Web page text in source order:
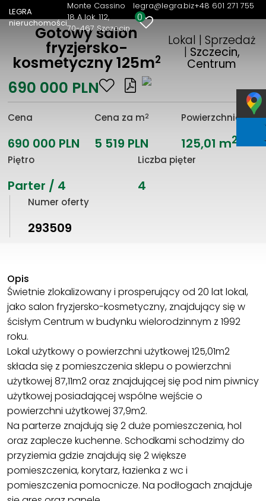
LEGRA
nieruchomości
Monte Cassino
18 A lok. 112
70-467 Szczecin
legra@legra.biz+48 601 271 755
0
Gotowy salon
fryzjersko-
kosmetyczny 125m2
Lokal | Sprzedaż
| Szczecin,
Centrum
690 000 PLN
Cena
690 000 PLN
Cena za m2
5 519 PLN
Powierzchnia
125,01 m2
Piętro
Parter / 4
Liczba pięter
4
Numer oferty
293509
Opis
Świetnie zlokalizowany i prosperujący od 20 lat lokal,
jako salon fryzjersko-kosmetyczny, znajdujący się w
ścisłym Centrum w budynku wielorodzinnym z 1992
roku.
Lokal użytkowy o powierzchni użytkowej 125,01m2
składa się z pomieszczenia sklepu o powierzchni
użytkowej 87,11m2 oraz znajdującej się pod nim piwnicy
użytkowej posiadającej wspólne wejście o
powierzchni użytkowej 37,9m2.
Na parterze znajdują się 2 duże pomieszczenia, hol
oraz zaplecze kuchenne. Schodkami schodzimy do
przyziemia gdzie znajdują się 2 większe
pomieszczenia, korytarz, łazienka z wc i
pomieszczenia pomocnicze. Na podłogach znajduje